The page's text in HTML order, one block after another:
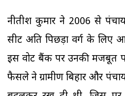
नीतीश कुमार ने 2006 से
सीटें अति पिछड़ा वर्ग के लिए
इस वोट बैंक पर उनकी मजबूत
फैसले ने ग्रामीण बिहार और